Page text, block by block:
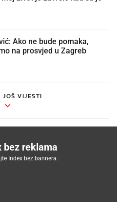
Ako ne bude pomaka,
na prosvjed u Zagreb
VIJESTI
bez reklama
Index bez bannera.